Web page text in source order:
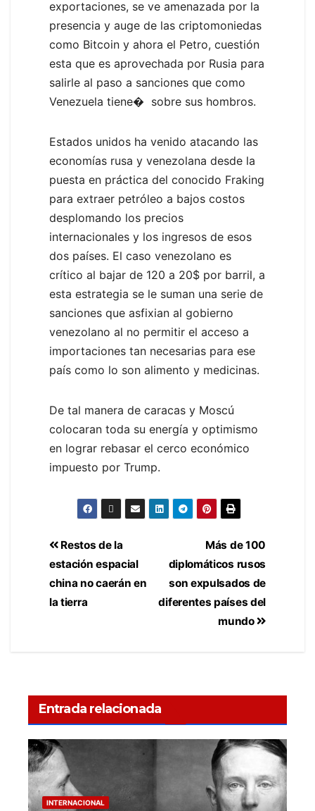
exportaciones, se ve amenazada por la
presencia y auge de las criptomoniedas
como Bitcoin y ahora el Petro, cuestión
esta que es aprovechada por Rusia para
salirle al paso a sanciones que como
Venezuela tiene� sobre sus hombros.
Estados unidos ha venido atacando las
economías rusa y venezolana desde la
puesta en práctica del conocido Fraking
para extraer petróleo a bajos costos
desplomando los precios
internacionales y los ingresos de esos
dos países. El caso venezolano es
crítico al bajar de 120 a 20$ por barril, a
esta estrategia se le suman una serie de
sanciones que asfixian al gobierno
venezolano al no permitir el acceso a
importaciones tan necesarias para ese
país como lo son alimento y medicinas.
De tal manera de caracas y Moscú
colocaran toda su energía y optimismo
en lograr rebasar el cerco económico
impuesto por Trump.
Más de 100
diplomáticos rusos
son expulsados de
diferentes países del
mundo
Restos de la
estación espacial
china no caerán en
la tierra
Entrada relacionada
INTERNACIONAL